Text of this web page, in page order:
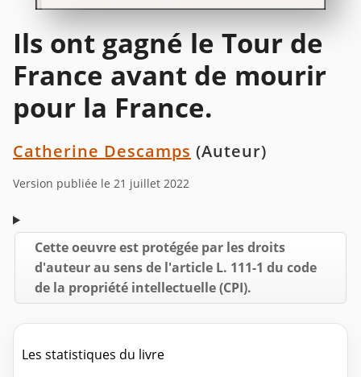
Ils ont gagné le Tour de
France avant de mourir
pour la France.
Catherine Descamps (Auteur)
Version publiée le 21 juillet 2022
Cette oeuvre est protégée par les droits
d'auteur au sens de l'article L. 111-1 du code
de la propriété intellectuelle (CPI).
Les statistiques du livre